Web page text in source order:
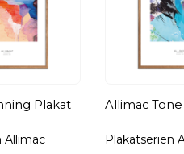
Plakat
Allimac Plakatserien